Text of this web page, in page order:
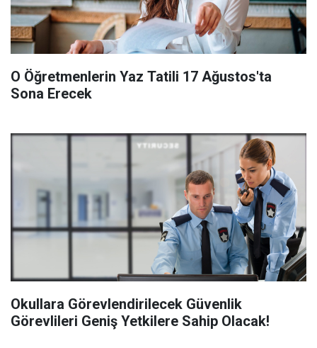
O Öğretmenlerin Yaz Tatili 17 Ağustos'ta
Sona Erecek
Okullara Görevlendirilecek Güvenlik
Görevlileri Geniş Yetkilere Sahip Olacak!